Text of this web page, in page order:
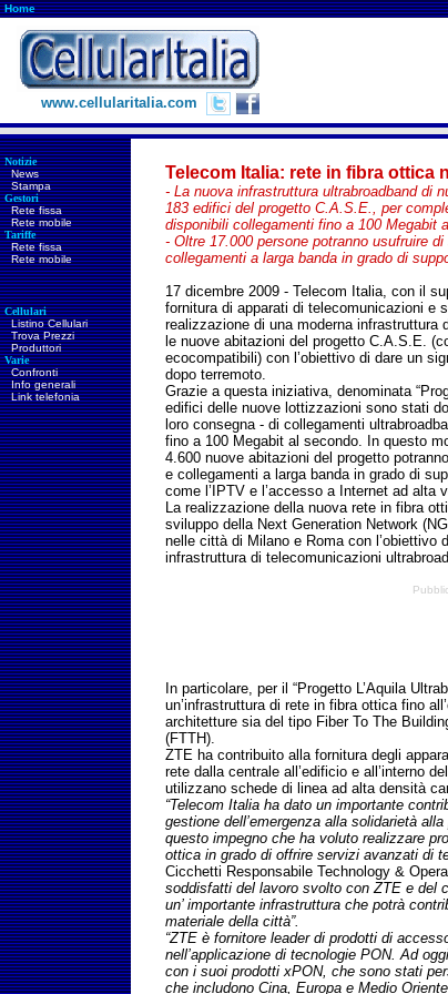
Home
www.cellularitalia.com
Notizie
News
Stampa
Gestori
Rete fissa
Rete mobile
Tariffe
Rete fissa
Rete mobile
Cellulari
Listino Cellulari
Trova Prezzi
Produttori
Varie
Confronti
Info generali
Link telefonia
Telecom Italia: rete in fibra ottica
- La nuova infrastruttura ultrabroadband di
183 edifici del progetto C.A.S.E., per
disponibili collegamenti fino a 100 Megabit
- Oltre 17.000 persone potranno usufruire
collegamenti a larga banda in grado di
17 dicembre 2009 - Telecom Italia, con il
fornitura di apparati di telecomunicazioni e
realizzazione di una moderna
le nuove abitazioni del progetto C.A.S.E.
ecocompatibili) con l’obiettivo di dare un
dopo terremoto.
Grazie a questa iniziativa, denominata
edifici delle nuove lottizzazioni sono stati
loro consegna - di collegamenti
fino a 100 Megabit al secondo. In questo
4.600 nuove abitazioni del progetto
e collegamenti a larga banda in grado di
come l’IPTV e l’accesso a Internet ad alta
La realizzazione della nuova rete in fibra
sviluppo della Next Generation Network
nelle città di Milano e Roma con l’obiettivo
infrastruttura di telecomunicazioni
In particolare, per il “Progetto L’Aquila
un’infrastruttura di rete in fibra ottica fino
architetture sia del tipo Fiber To The
(FTTH).
ZTE ha contribuito alla fornitura degli
rete dalla centrale all’edificio e all’interno
utilizzano schede di linea ad alta densità
“Telecom Italia ha dato un importante
gestione dell’emergenza alla solidarietà
questo impegno che ha voluto realizzare
ottica in grado di offrire servizi avanzati di
Cicchetti Responsabile Technology &
soddisfatti del lavoro svolto con ZTE e del
un’ importante infrastruttura che potrà
materiale della città”.
“ZTE è fornitore leader di prodotti di
nell’applicazione di tecnologie PON. Ad
con i suoi prodotti xPON, che sono stati
che includono Cina, Europa e Medio